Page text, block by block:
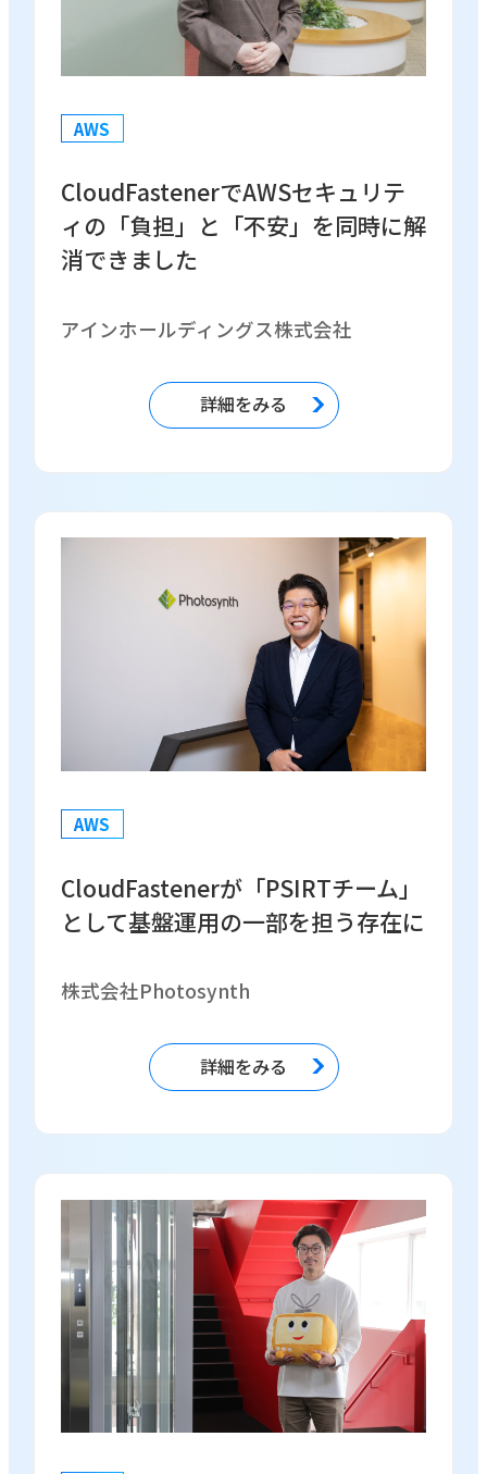
AWS
CloudFastenerでAWSセキュリテ
ィの「負担」と「不安」を同時に解
消できました
アインホールディングス株式会社
詳細をみる
AWS
CloudFastenerが「PSIRTチーム」
として基盤運用の一部を担う存在に
株式会社Photosynth
詳細をみる